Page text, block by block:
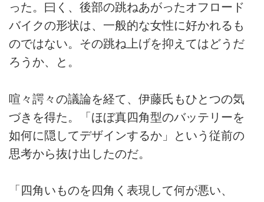
った。曰く、後部の跳ねあがったオフロード
バイクの形状は、一般的な女性に好かれるも
のではない。その跳ね上げを抑えてはどうだ
ろうか、と。
喧々諤々の議論を経て、伊藤氏もひとつの気
づきを得た。「ほぼ真四角型のバッテリーを
如何に隠してデザインするか」という従前の
思考から抜け出したのだ。
「四角いものを四角く表現して何が悪い、